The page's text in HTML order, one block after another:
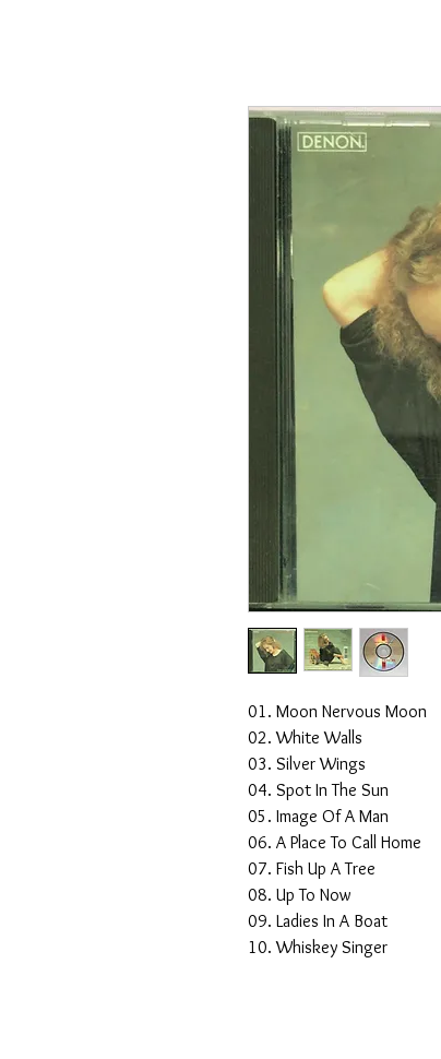
01. Moon Nervous Moon
02. White Walls
03. Silver Wings
04. Spot In The Sun
05. Image Of A Man
06. A Place To Call Home
07. Fish Up A Tree
08. Up To Now
09. Ladies In A Boat
10. Whiskey Singer